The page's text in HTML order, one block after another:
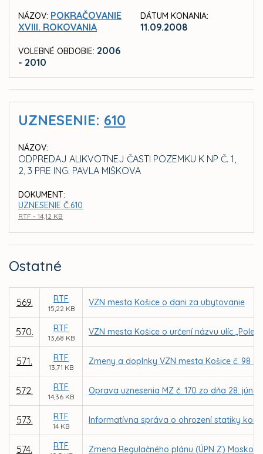
NÁZOV: POKRAČOVANIE
XVIII. ROKOVANIA
VOLEBNÉ OBDOBIE: 2006
- 2010
DÁTUM KONANIA:
11.09.2008
UZNESENIE: 610
NÁZOV:
ODPREDAJ ALIKVOTNEJ ČASTI POZEMKU K NP Č. 1,
2, 3 PRE ING. PAVLA MIŠKOVA
DOKUMENT:
UZNESENIE Č.610
RTF - 14,12 KB
Ostatné
569. RTF
15,22 KB
VZN mesta Košice o dani za ubytovanie
570. RTF
13,68 KB
VZN mesta Košice o určení názvu ulíc
571. RTF
13,71 KB
Zmeny a doplnky VZN mesta Košice č. 98
572. RTF
14,36 KB
Oprava uznesenia MZ č. 170 zo dňa 28. júna
573. RTF
14 KB
Informatívna správa o ohrození statiky
574. RTF Zmena Regulačného plánu (ÚPN Z)